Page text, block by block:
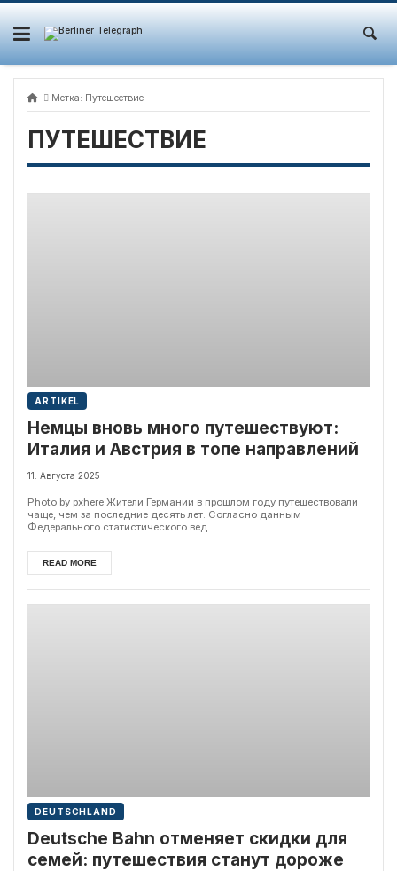
Skip
content
Метка: Путешествие
ПУТЕШЕСТВИЕ
ARTIKEL
Немцы вновь много путешествуют:
Италия и Австрия в топе направлений
11. Августа 2025
Photo by pxhere Жители Германии в прошлом году путешествовали
чаще, чем за последние десять лет. Согласно данным
Федерального статистического вед...
READ MORE
DEUTSCHLAND
Deutsche Bahn отменяет скидки для
семей: путешествия станут дороже